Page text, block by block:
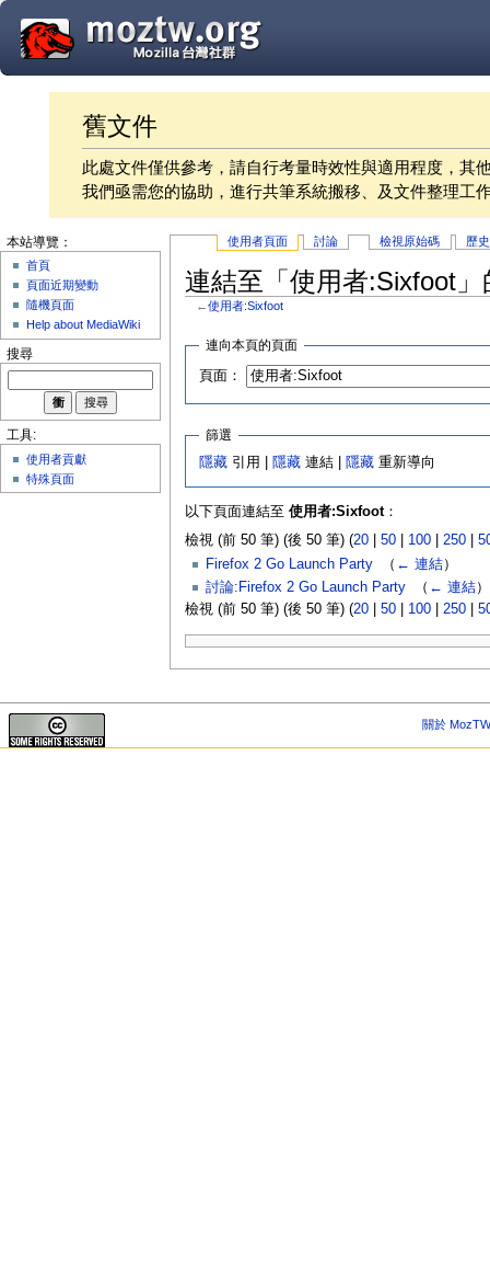
舊文件
此處文件僅供參考，請自行考量時效性與適用程度，其
我們亟需您的協助，進行共筆系統搬移、及文件整理工
使用者頁面 討論 檢視原始碼 歷
連結至「使用者:Sixfoot」
←使用者:Sixfoot
連向本頁的頁面
頁面：
篩選
隱藏 引用 | 隱藏 連結 | 隱藏 重新導向
以下頁面連結至 使用者:Sixfoot：
檢視 (前 50 筆) (後 50 筆) (20| 50| 100| 250|
Firefox 2 Go Launch Party‎ （ ← 連結）
討論:Firefox 2 Go Launch Party‎ （ ← 連結）
檢視 (前 50 筆) (後 50 筆) (20| 50| 100| 250|
本站導覽：
首頁
頁面近期變動
隨機頁面
Help about MediaWiki
搜尋
工具:
使用者貢獻
特殊頁面
關於